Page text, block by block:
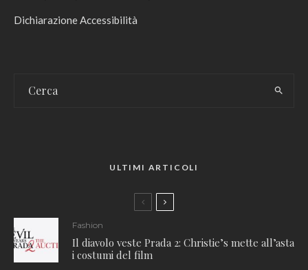
Dichiarazione Accessibilità
ULTIMI ARTICOLI
Fashion
Il diavolo veste Prada 2: Christie’s mette all’asta
i costumi del film